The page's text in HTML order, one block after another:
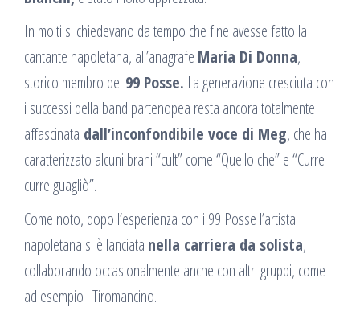
In molti si chiedevano da tempo che fine avesse fatto la
cantante napoletana, all’anagrafe Maria Di Donna,
storico membro dei 99 Posse. La generazione cresciuta con
i successi della band partenopea resta ancora totalmente
affascinata dall’inconfondibile voce di Meg, che ha
caratterizzato alcuni brani “cult” come “Quello che” e “Curre
curre guagliò”.
Come noto, dopo l’esperienza con i 99 Posse l’artista
napoletana si è lanciata nella carriera da solista,
collaborando occasionalmente anche con altri gruppi, come
ad esempio i Tiromancino.